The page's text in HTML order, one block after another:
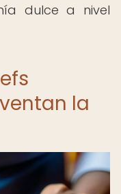
dulce a nivel
la